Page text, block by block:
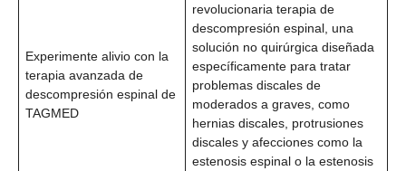
Experimente alivio con la
terapia avanzada de
descompresión espinal de
TAGMED
revolucionaria terapia de
descompresión espinal, una
solución no quirúrgica diseñada
específicamente para tratar
problemas discales de
moderados a graves, como
hernias discales, protrusiones
discales y afecciones como la
estenosis espinal o la estenosis